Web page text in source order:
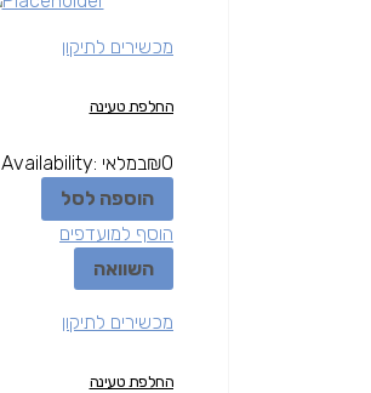
מכשירים לתיקון
החלפת טעינה
₪0
Availability: במלאי
הוספה לסל
הוסף למועדפים
השוואה
מכשירים לתיקון
החלפת טעינה